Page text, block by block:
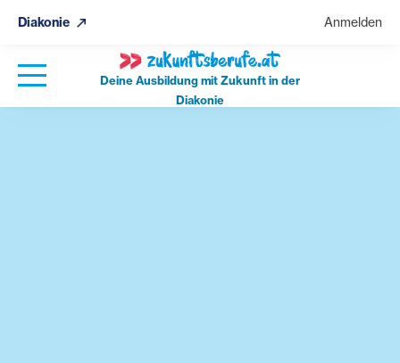
Diakonie Anmelden
Deine Ausbildung mit Zukunft in der
Diakonie